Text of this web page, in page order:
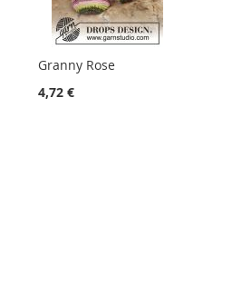
Granny Rose
4,72 €